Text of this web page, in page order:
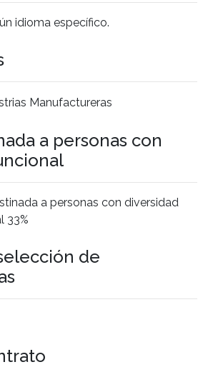
idioma específico.
Manufactureras
a personas con
a personas con diversidad
33%
de